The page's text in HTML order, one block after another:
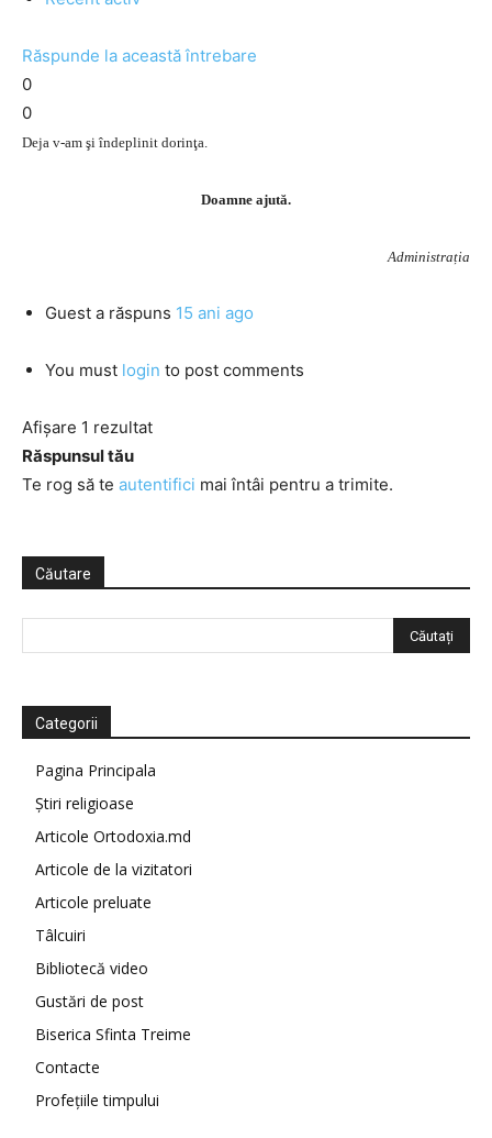
Răspunde la această întrebare
0
0
Deja v-am şi îndeplinit dorinţa.
Doamne ajută.
Administrația
Guest a răspuns 15 ani ago
You must login to post comments
Afișare 1 rezultat
Răspunsul tău
Te rog să te autentifici mai întâi pentru a trimite.
Căutare
Categorii
Pagina Principala
Știri religioase
Articole Ortodoxia.md
Articole de la vizitatori
Articole preluate
Tâlcuiri
Bibliotecă video
Gustări de post
Biserica Sfinta Treime
Contacte
Profețiile timpului